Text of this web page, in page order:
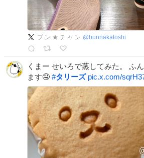
ブ ン ★ チ ャ ン @bunnakatoshi
くまー せいろで蒸してみた。 ふ
ます🤤 #タリーズ pic.x.com/